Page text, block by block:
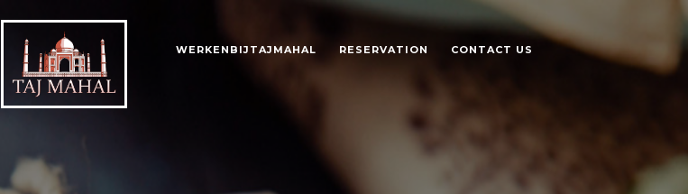
WERKENBIJTAJMAHAL RESERVATION CONTACT US